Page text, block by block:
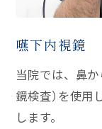
嚥下内視鏡
当院では、鼻
鏡検査）を使用
します。